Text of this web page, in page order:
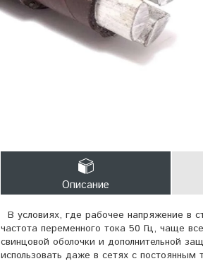
Описание
В условиях, где рабочее напряжение в
частота переменного тока 50 Гц, чаще
свинцовой оболочки и дополнительной
использовать даже в сетях с постоянным